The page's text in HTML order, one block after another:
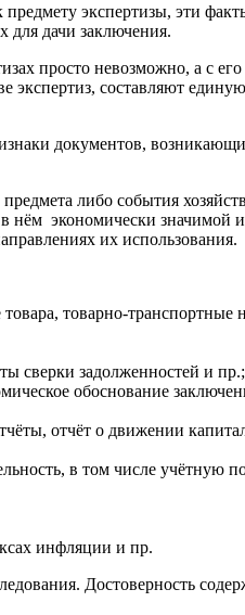
экспертизы, эти
для дачи заключения.
просто невозможно, а с
экспертиз, составляют
документов,
либо события
нём экономически значимой
их использования.
товарно-
сверки задолженностей и пр.;
обоснование
отчёт о движении
в том числе учётную
инфляции и пр.
Достоверность